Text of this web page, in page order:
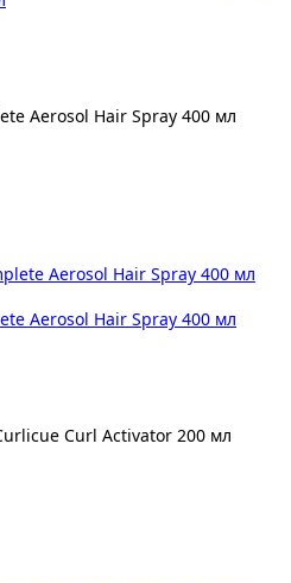
Aerosol Hair Spray 400 мл
Aerosol Hair Spray 400 мл
Curl Activator 200 мл